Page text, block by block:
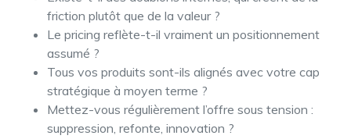
friction plutôt que de la valeur ?
Le pricing reflète-t-il vraiment un positionnement
assumé ?
Tous vos produits sont-ils alignés avec votre cap
stratégique à moyen terme ?
Mettez-vous régulièrement l’offre sous tension :
suppression, refonte, innovation ?